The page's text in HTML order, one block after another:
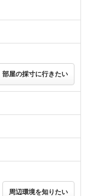
部屋の採寸に行きたい
周辺環境を知りたい